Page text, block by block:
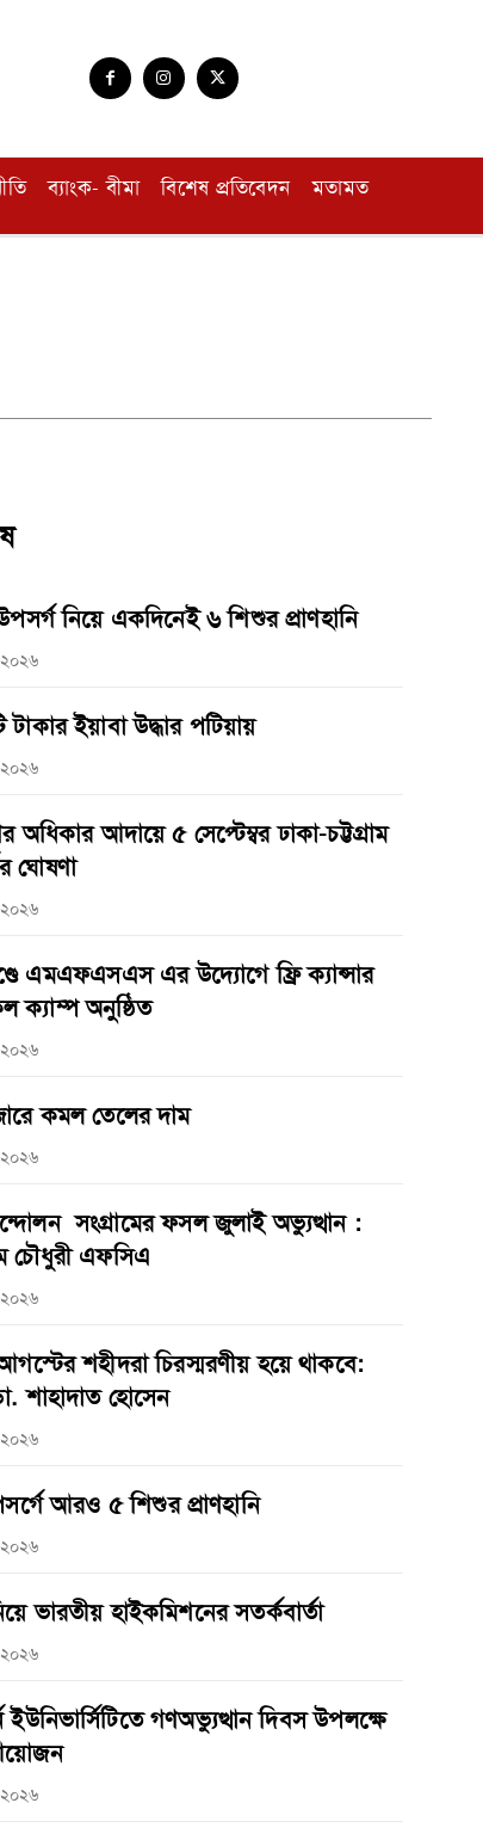
ব্যাংক- বীমা বিশেষ প্রতিবেদন মতামত
নিয়ে একদিনেই ৬ শিশুর প্রাণহানি
ইয়াবা উদ্ধার পটিয়ায়
অধিকার আদায়ে ৫ সেপ্টেম্বর ঢাকা-চট্টগ্রাম
ঘোষণা
এমএফএসএস এর উদ্যোগে ফ্রি ক্যান্সার
ক্যাম্প অনুষ্ঠিত
কমল তেলের দাম
সংগ্রামের ফসল জুলাই অভ্যুত্থান :
চৌধুরী এফসিএ
শহীদরা চিরস্মরণীয় হয়ে থাকবে:
শাহাদাত হোসেন
আরও ৫ শিশুর প্রাণহানি
ভারতীয় হাইকমিশনের সতর্কবার্তা
ইউনিভার্সিটিতে গণঅভ্যুত্থান দিবস উপলক্ষে